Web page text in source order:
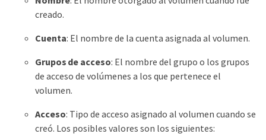
creado.
Cuenta: El nombre de la cuenta asignada al volumen.
Grupos de acceso: El nombre del grupo o los grupos
de acceso de volúmenes a los que pertenece el
volumen.
Acceso: Tipo de acceso asignado al volumen cuando se
creó. Los posibles valores son los siguientes: